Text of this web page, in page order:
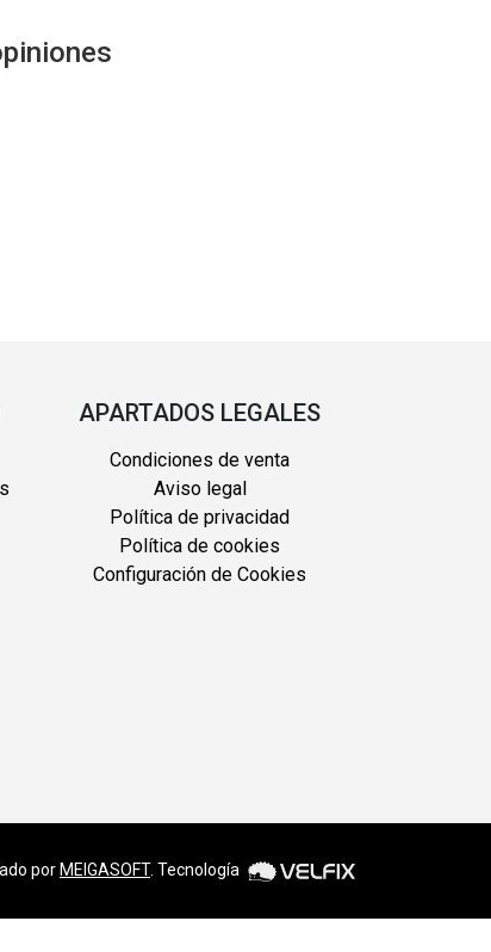
APARTADOS LEGALES
Condiciones de venta
Aviso legal
Política de privacidad
Política de cookies
Configuración de Cookies
por MEIGASOFT. Tecnología